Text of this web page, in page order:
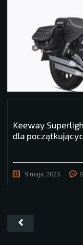
Keeway
dla
9 maja, 2023